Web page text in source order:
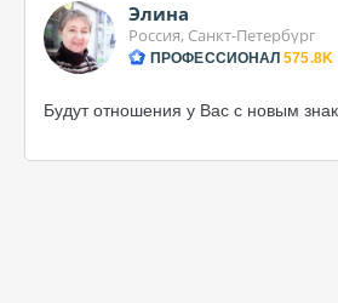
Элина
Россия, Санкт-Петербург
ПРОФЕССИОНАЛ 575.8K
Будут отношения у Вас с новым